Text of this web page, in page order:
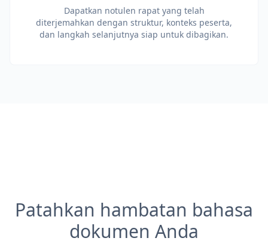
Dapatkan notulen rapat yang telah
diterjemahkan dengan struktur, konteks peserta,
dan langkah selanjutnya siap untuk dibagikan.
Patahkan hambatan bahasa
dokumen Anda